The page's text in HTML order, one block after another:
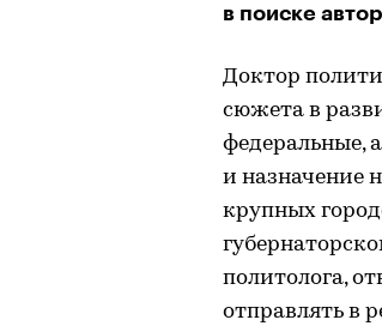
в поиске
Доктор
сюжета в
федеральные,
и назначение
крупных
политолога,
отправлять в